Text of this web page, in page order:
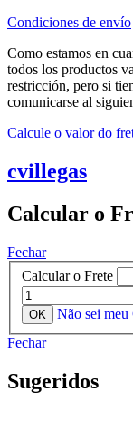
Condiciones de envío
Como estamos en
todos los productos
restricción, pero si
comunicarse al
Calcule o valor do
cvillegas
Calcular o
Fechar
Calcular o Frete
Não sei meu
Fechar
Sugeridos